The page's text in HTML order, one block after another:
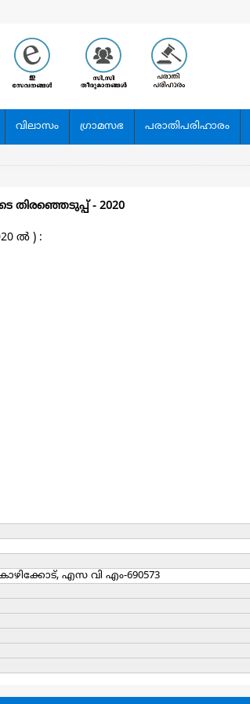
വിലാസം ഗ്രാമസഭ പരാതിപരിഹാരം
തിരഞ്ഞെടുപ്പ്‌ - 2020
ല്‍ ) :
എസ വി എം-690573